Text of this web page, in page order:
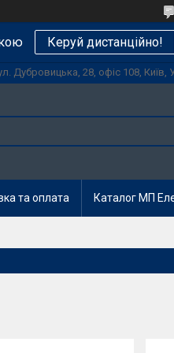
Керуй дистанційно!
Дубровицька, 28, офіс 108, Київ,
та оплата Каталог МП